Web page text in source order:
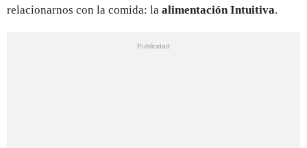
relacionarnos con la comida: la alimentación Intuitiva.